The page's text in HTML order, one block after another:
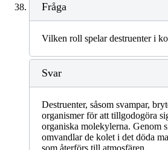
Fråga
Vilken roll spelar destruenter i
Svar
Destruenter, såsom svampar,
organismer för att tillgodogöra
organiska molekylerna. Genom
omvandlar de kolet i det döda
som återförs till atmosfären.